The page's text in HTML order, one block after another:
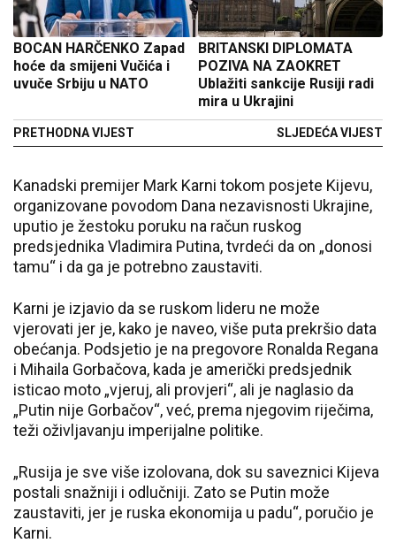
BOCAN HARČENKO Zapad
hoće da smijeni Vučića i
uvuče Srbiju u NATO
PRETHODNA VIJEST
BRITANSKI DIPLOMATA
POZIVA NA ZAOKRET
Ublažiti sankcije Rusiji radi
mira u Ukrajini
SLJEDEĆA VIJEST
Kanadski premijer Mark Karni tokom posjete Kijevu,
organizovane povodom Dana nezavisnosti Ukrajine,
uputio je žestoku poruku na račun ruskog
predsjednika Vladimira Putina, tvrdeći da on „donosi
tamu“ i da ga je potrebno zaustaviti.
Karni je izjavio da se ruskom lideru ne može
vjerovati jer je, kako je naveo, više puta prekršio data
obećanja. Podsjetio je na pregovore Ronalda Regana
i Mihaila Gorbačova, kada je američki predsjednik
isticao moto „vjeruj, ali provjeri“, ali je naglasio da
„Putin nije Gorbačov“, već, prema njegovim riječima,
teži oživljavanju imperijalne politike.
„Rusija je sve više izolovana, dok su saveznici Kijeva
postali snažniji i odlučniji. Zato se Putin može
zaustaviti, jer je ruska ekonomija u padu“, poručio je
Karni.